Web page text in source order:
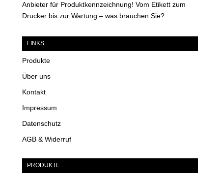
Anbieter für Produktkennzeichnung! Vom Etikett zum
Drucker bis zur Wartung – was brauchen Sie?
LINKS
Produkte
Über uns
Kontakt
Impressum
Datenschutz
AGB & Widerruf
PRODUKTE